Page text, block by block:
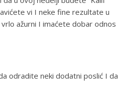
vi I neke fine rezultate u
ažurni I imaćete dobar odnos
odradite neki dodatni poslić I da